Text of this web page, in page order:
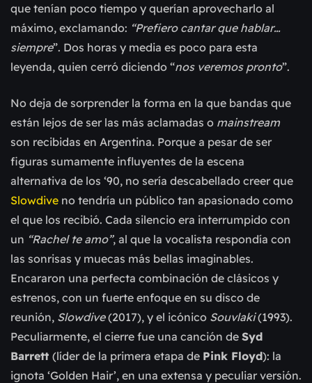
que tenían poco tiempo y querían aprovecharlo al
máximo, exclamando: “Prefiero cantar que hablar…
siempre”. Dos horas y media es poco para esta
leyenda, quien cerró diciendo “nos veremos pronto”.
No deja de sorprender la forma en la que bandas que
están lejos de ser las más aclamadas o mainstream
son recibidas en Argentina. Porque a pesar de ser
figuras sumamente influyentes de la escena
alternativa de los ‘90, no sería descabellado creer que
Slowdive no tendría un público tan apasionado como
el que los recibió. Cada silencio era interrumpido con
un “Rachel te amo”, al que la vocalista respondía con
las sonrisas y muecas más bellas imaginables.
Encararon una perfecta combinación de clásicos y
estrenos, con un fuerte enfoque en su disco de
reunión, Slowdive(2017), y el icónico Souvlaki(1993).
Peculiarmente, el cierre fue una canción de Syd
Barrett (líder de la primera etapa de Pink Floyd): la
ignota ‘Golden Hair’, en una extensa y peculiar versión.